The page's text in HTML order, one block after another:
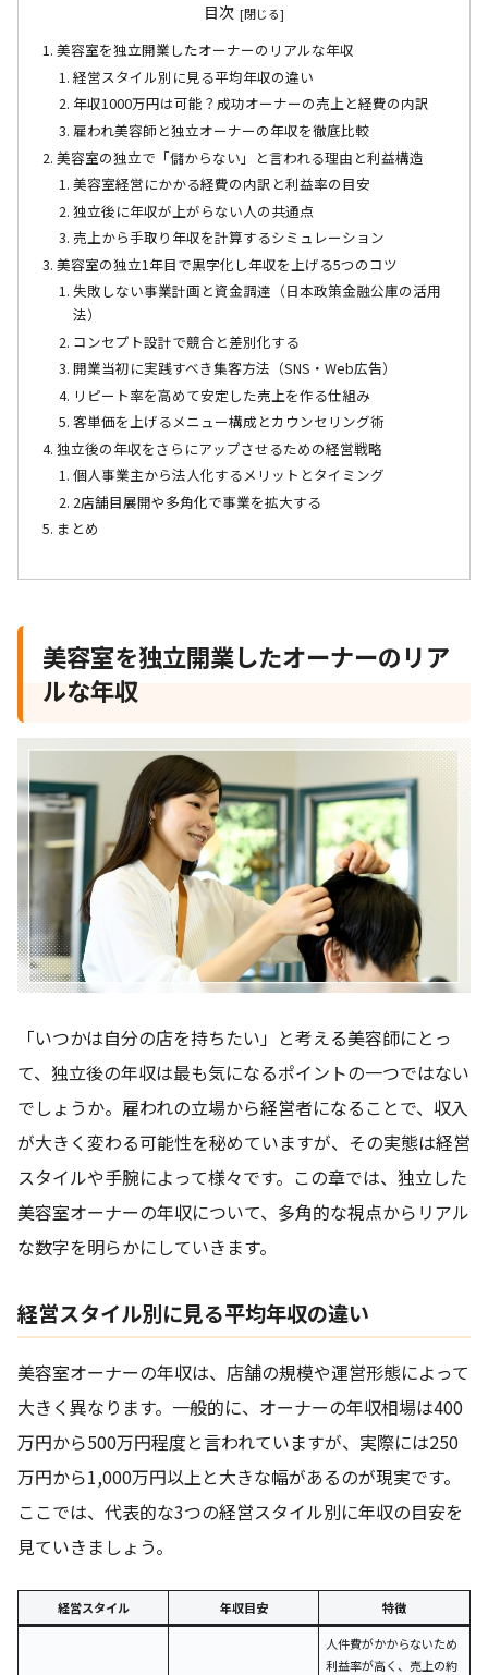
目次
美容室を独立開業したオーナーのリアルな年収
経営スタイル別に見る平均年収の違い
年収1000万円は可能？成功オーナーの売上と経費の内訳
雇われ美容師と独立オーナーの年収を徹底比較
美容室の独立で「儲からない」と言われる理由と利益構造
美容室経営にかかる経費の内訳と利益率の目安
独立後に年収が上がらない人の共通点
売上から手取り年収を計算するシミュレーション
美容室の独立1年目で黒字化し年収を上げる5つのコツ
失敗しない事業計画と資金調達（日本政策金融公庫の活用
法）
コンセプト設計で競合と差別化する
開業当初に実践すべき集客方法（SNS・Web広告）
リピート率を高めて安定した売上を作る仕組み
客単価を上げるメニュー構成とカウンセリング術
独立後の年収をさらにアップさせるための経営戦略
個人事業主から法人化するメリットとタイミング
2店舗目展開や多角化で事業を拡大する
まとめ
美容室を独立開業したオーナーのリア
ルな年収
「いつかは自分の店を持ちたい」と考える美容師にとっ
て、独立後の年収は最も気になるポイントの一つではない
でしょうか。雇われの立場から経営者になることで、収入
が大きく変わる可能性を秘めていますが、その実態は経営
スタイルや手腕によって様々です。この章では、独立した
美容室オーナーの年収について、多角的な視点からリアル
な数字を明らかにしていきます。
経営スタイル別に見る平均年収の違い
美容室オーナーの年収は、店舗の規模や運営形態によって
大きく異なります。一般的に、オーナーの年収相場は400
万円から500万円程度と言われていますが、実際には250
万円から1,000万円以上と大きな幅があるのが現実です。
ここでは、代表的な3つの経営スタイル別に年収の目安を
見ていきましょう。
経営スタイル 年収目安 特徴
人件費がかからないため
利益率が高く、売上の約